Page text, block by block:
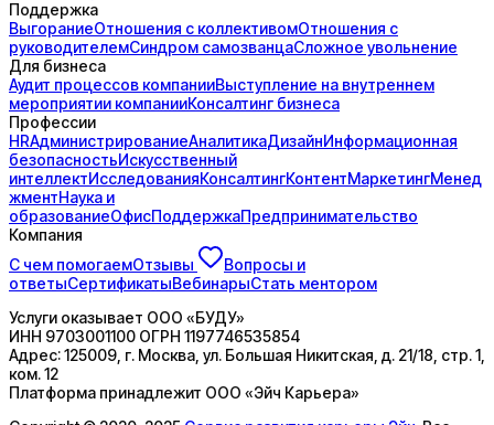
Поддержка
ВыгораниеОтношения с коллективомОтношения с
руководителемСиндром самозванцаСложное увольнение
Для бизнеса
Аудит процессов компанииВыступление на внутреннем
мероприятии компанииКонсалтинг бизнеса
Профессии
HRАдминистрированиеАналитикаДизайнИнформационная
безопасностьИскусственный
интеллектИсследованияКонсалтингКонтентМаркетингМенед
жментНаука и
образованиеОфисПоддержкаПредпринимательство
Компания
С чем помогаемОтзывы
Вопросы и
ответыСертификатыВебинарыСтать ментором
Услуги оказывает ООО «БУДУ»
ИНН 9703001100 ОГРН 1197746535854
Адрес:125009, г. Москва, ул. Большая Никитская, д. 21/18, стр. 1,
ком. 12
Платформа принадлежит ООО «Эйч Карьера»